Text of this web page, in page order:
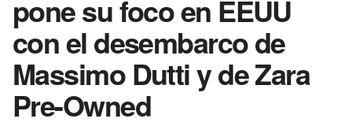
pone su foco en EEUU
con el desembarco de
Massimo Dutti y de Zara
Pre-Owned